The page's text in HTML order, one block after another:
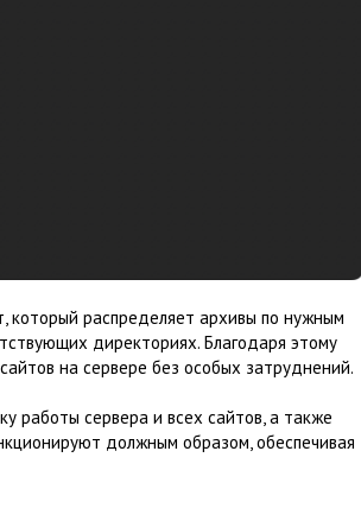
который распределяет архивы по нужным
директориях. Благодаря этому
на сервере без особых затруднений.
работы сервера и всех сайтов, а также
должным образом, обеспечивая